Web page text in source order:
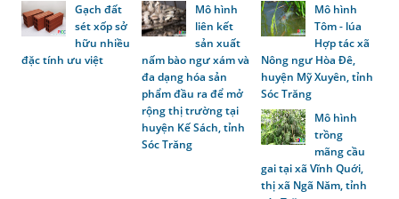
Gạch đất
sét xốp sở
hữu nhiều
đặc tính ưu việt
Mô hình
liên kết
sản xuất
nấm bào ngư xám và
đa dạng hóa sản
phẩm đầu ra để mở
rộng thị trường tại
huyện Kế Sách, tỉnh
Sóc Trăng
Mô hình
Tôm - lúa
Hợp tác xã
Nông ngư Hòa Đê,
huyện Mỹ Xuyên, tỉnh
Sóc Trăng
Mô hình
trồng
mãng cầu
gai tại xã Vĩnh Quới,
thị xã Ngã Năm, tỉnh